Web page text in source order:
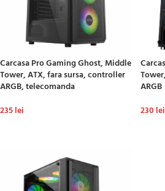
Carcasa Pro Gaming Ghost, Middle
Tower, ATX, fara sursa, controller
ARGB, telecomanda
235lei
ARGB
230 lei